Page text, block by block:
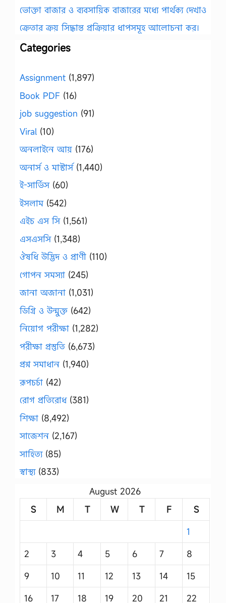
ভোক্তা বাজার ও ব্যবসায়িক বাজারের মধ্যে পার্থক্য দেখাও
ক্রেতার ক্রয় সিদ্ধান্ত প্রক্রিয়ার ধাপসমূহ আলোচনা কর।
Categories
Assignment (1,897)
Book PDF (16)
job suggestion (91)
Viral (10)
অনলাইনে আয় (176)
অনার্স ও মাস্টার্স(1,440)
ই-সার্ভিস(60)
ইসলাম(542)
এইচ এস সি(1,561)
এসএসসি(1,348)
ঔষধি উদ্ভিদ ও প্রাণী (110)
গোপন সমস্যা (245)
জানা অজানা (1,031)
ডিগ্রি ও উন্মুক্ত (642)
নিয়োগ পরীক্ষা (1,282)
পরীক্ষা প্রস্তুতি (6,673)
প্রশ্ন সমাধান (1,940)
রূপচর্চা (42)
রোগ প্রতিরোধ(381)
শিক্ষা (8,492)
সাজেশন (2,167)
সাহিত্য(85)
স্বাস্থ্য(833)
August 2026
S
M T W T F
S
1
2
3 4 5 6 7
8
9
10 11 12 13 14
15
16
17 18 19 20 21 22